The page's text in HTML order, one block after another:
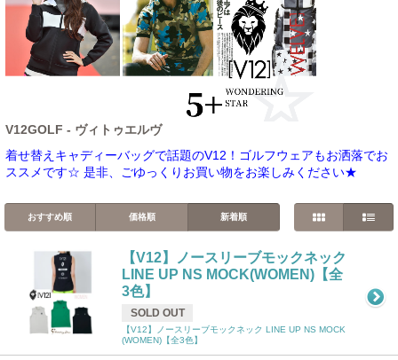
V12GOLF - ヴィトゥエルヴ
着せ替えキャディーバッグで話題のV12！ゴルフウェアもお洒落でお
ススメです☆ 是非、ごゆっくりお買い物をお楽しみください★
おすすめ順 価格順 新着順
【V12】ノースリーブモックネック
LINE UP NS MOCK(WOMEN)【全
3色】
SOLD OUT
【V12】ノースリーブモックネック LINE UP NS MOCK
(WOMEN)【全3色】